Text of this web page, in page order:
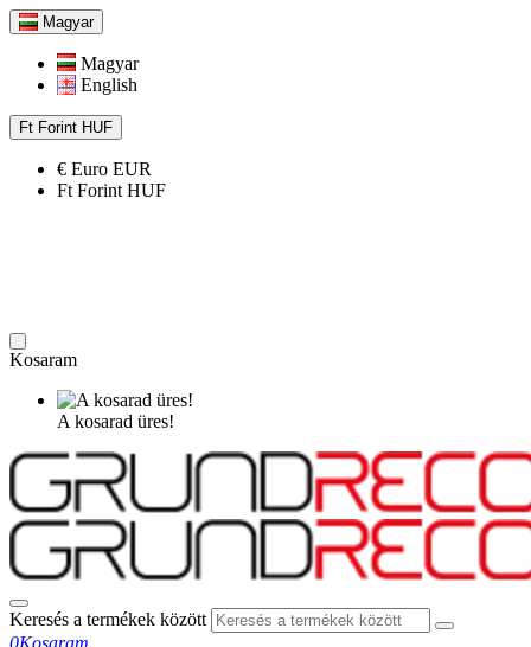
Magyar
Magyar
English
Ft Forint HUF
€ Euro EUR
Ft Forint HUF
Kosaram
A kosarad üres!
Keresés a termékek között
0Kosaram